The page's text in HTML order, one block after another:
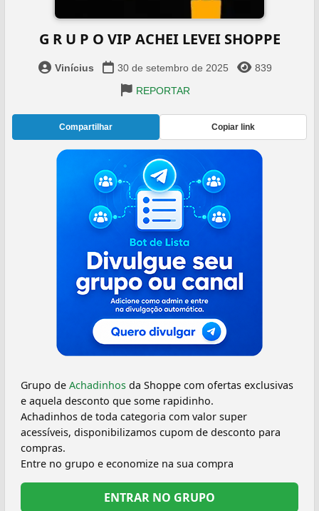
G R U P O VIP ACHEI LEVEI SHOPPE
Vinícius 30 de setembro de 2025
839
REPORTAR
Compartilhar Copiar link
Grupo de Achadinhos da Shoppe com ofertas exclusivas
e aquela desconto que some rapidinho.
Achadinhos de toda categoria com valor super
acessíveis, disponibilizamos cupom de desconto para
compras.
Entre no grupo e economize na sua compra
ENTRAR NO GRUPO